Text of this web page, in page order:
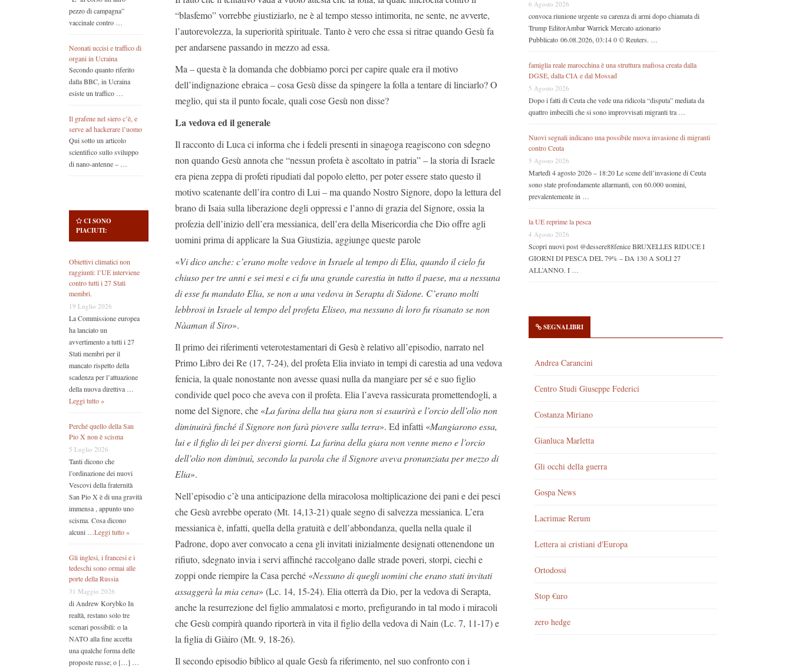
pezzo di campagna”
vaccinale contro …
Neonati uccisi e traffico di
organi in Ucraina
Secondo quanto riferito
dalla BBC, in Ucraina
esiste un traffico …
Il grafene nel siero c’è, e
serve ad hackerare l’uomo
Qui sotto un articolo
scientifico sullo sviluppo
di nano-antenne – …
CI SONO
PIACIUTI:
Obiettivi climatici non
raggiunti: l’UE interviene
contro tutti i 27 Stati
membri.
19 Luglio 2026
La Commissione europea
ha lanciato un
avvertimento a tutti i 27
Stati membri per il
mancato rispetto della
scadenza per l’attuazione
della nuova direttiva …
Leggi tutto »
Perché quello della San
Pio X non è scisma
5 Luglio 2026
Tanti dicono che
l’ordinazione dei nuovi
Vescovi della fraternità
San Pio X è di una gravità
immensa , appunto uno
scisma. Cosa dicono
alcuni …Leggi tutto »
Gli inglesi, i francesi e i
tedeschi sono ormai alle
porte della Russia
31 Maggio 2026
di Andrew Korybko In
realtà, restano solo tre
scenari possibili: o la
NATO alla fine accetta
una qualche forma delle
proposte russe; o […] …
“blasfemo” vorrebbe giustiziarlo, ne è al tempo stesso intimorita, ne sente, ne avverte,
l’autorevolezza, la superiorità spirituale. Tanto è vero che essa si ritrae quando Gesù fa
per andarsene passando in mezzo ad essa.
Ma – questa è la domanda che dobbiamo porci per capire quale era il motivo
dell’indignazione ebraica – cosa Gesù disse da spingere la folla a tentare di linciarlo? O
meglio, qui sta il punto focale, quali cose Gesù non disse?
La vedova ed il generale
Il racconto di Luca ci informa che i fedeli presenti in sinagoga reagiscono con sdegno
non quando Gesù annota che “nessun profeta è ascoltato in patria” – la storia di Israele
era piena zeppa di profeti ripudiati dal popolo eletto, per poter essere stato questo il
motivo scatenante dell’ira contro di Lui – ma quando Nostro Signore, dopo la lettura del
brano di Isaia sulla liberazione degli oppressi e l’anno di grazia del Signore, ossia la
profezia dell’inizio dell’era messianica, dell’era della Misericordia che Dio offre agli
uomini prima di applicare la Sua Giustizia, aggiunge queste parole
«Vi dico anche: c’erano molte vedove in Israele al tempo di Elia, quando il cielo fu
chiuso per tre anni e sei mesi e ci fu una grande carestia in tutto il paese, ma a nessuna
di esse fu mandato Elia, se non a una vedova in Serapta di Sidone. C’erano molti
lebbrosi in Israele al tempo del profeta Eliseo, ma nessuno di loro fu risanato se non
Nàaman il Siro».
Il primo dei riferimenti veterotestamentari di Gesù è relativo all’episodio, narrato nel
Primo Libro dei Re (17, 7-24), del profeta Elia inviato in tempi di carestia ad una vedova
fenicia, la quale nonostante non avesse quasi nulla da mangiare per sé e suo figlio
condivide quel poco che aveva con il profeta. Elia l’aveva rassicurata promettendogli, a
nome del Signore, che «La farina della tua giara non si esaurirà e l’orcio dell’olio non
diminuirà finché il Signore non farà piovere sulla terra». Ed infatti «Mangiarono essa,
lui e il figlio di lei per diversi giorni. La farina della giara non venne meno e l’orcio
dell’olio non diminuì, secondo la parola che il Signore aveva pronunziata per mezzo di
Elia».
Nell’episodio c’è una anticipazione della miracolosa moltiplicazione dei pani e dei pesci
che Gesù avrebbe operato (Mt. 14,13-21) quale segno di salvezza messianica. L’era
messianica è, infatti, quella della gratuità e dell’abbondanza, quella nella quale il
Padrone, dopo aver convocato a cena gli invitati inizialmente designati ottenendone un
rifiuto, sdegnato invia i servi affinché raccolgano dalle strade poveri, storpi, ciechi e
zoppi onde riempire la Casa perché «Nessuno di quegli uomini che erano stati invitati
assaggerà la mia cena» (Lc. 14, 15-24). Elia otterrà da Dio, per la vedova di Serapta,
anche la resurrezione del figlio ammalatosi e morto, prefigurando in tal modo i miracoli
che Gesù compirà quando riporterà in vita il figlio della vedova di Nain (Lc. 7, 11-17) e
la figlia di Giàiro (Mt. 9, 18-26).
Il secondo episodio biblico al quale Gesù fa riferimento, nel suo confronto con i
6 Agosto 2026
convoca riunione urgente su carenza di armi dopo chiamata di
Trump EditorAmbar Warrick Mercato azionario
Pubblicato 06.08.2026, 03:14 0 © Reuters. …
famiglia reale marocchina è una struttura mafiosa creata dalla
DGSE, dalla CIA e dal Mossad
5 Agosto 2026
Dopo i fatti di Ceuta che vede una ridicola “disputa” mediata da
quattro imbecilli che si sono improvvisati migranti tra …
Nuovi segnali indicano una possibile nuova invasione di migranti
contro Ceuta
5 Agosto 2026
Martedì 4 agosto 2026 – 18:20 Le scene dell’invasione di Ceuta
sono state profondamente allarmanti, con 60.000 uomini,
prevalentemente in …
la UE reprime la pesca
4 Agosto 2026
Scopri nuovi post @dessere88fenice BRUXELLES RIDUCE I
GIORNI DI PESCA DEL 79% – DA 130 A SOLI 27
ALL’ANNO. I …
SEGNALIBRI
Andrea Carancini
Centro Studi Giuseppe Federici
Costanza Miriano
Gianluca Marletta
Gli occhi della guerra
Gospa News
Lacrimae Rerum
Lettera ai cristiani d'Europa
Ortodossi
Stop €uro
zero hedge